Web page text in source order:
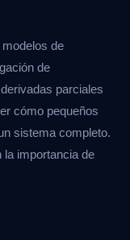
de
de
parciales
cómo pequeños
sistema completo.
importancia de